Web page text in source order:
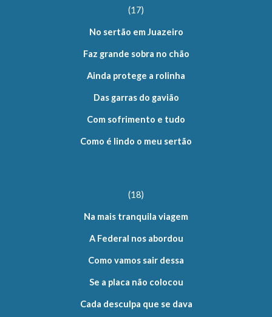
(17)
No sertão em Juazeiro
Faz grande sobra no chão
Ainda protege a rolinha
Das garras do gavião
Com sofrimento e tudo
Como é lindo o meu sertão
(18)
Na mais tranquila viagem
A Federal nos abordou
Como vamos sair dessa
Se a placa não colocou
Cada desculpa que se dava